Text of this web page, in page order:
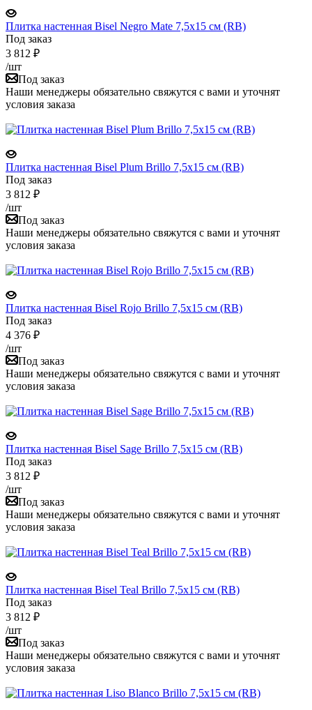
Плитка настенная Bisel Negro Mate 7,5x15 см (RB)
Под заказ
3 812 ₽
/шт
Под заказ
Наши менеджеры обязательно свяжутся с вами и уточнят
условия заказа
Плитка настенная Bisel Plum Brillo 7,5x15 см (RB)
Под заказ
3 812 ₽
/шт
Под заказ
Наши менеджеры обязательно свяжутся с вами и уточнят
условия заказа
Плитка настенная Bisel Rojo Brillo 7,5x15 см (RB)
Под заказ
4 376 ₽
/шт
Под заказ
Наши менеджеры обязательно свяжутся с вами и уточнят
условия заказа
Плитка настенная Bisel Sage Brillo 7,5x15 см (RB)
Под заказ
3 812 ₽
/шт
Под заказ
Наши менеджеры обязательно свяжутся с вами и уточнят
условия заказа
Плитка настенная Bisel Teal Brillo 7,5x15 см (RB)
Под заказ
3 812 ₽
/шт
Под заказ
Наши менеджеры обязательно свяжутся с вами и уточнят
условия заказа